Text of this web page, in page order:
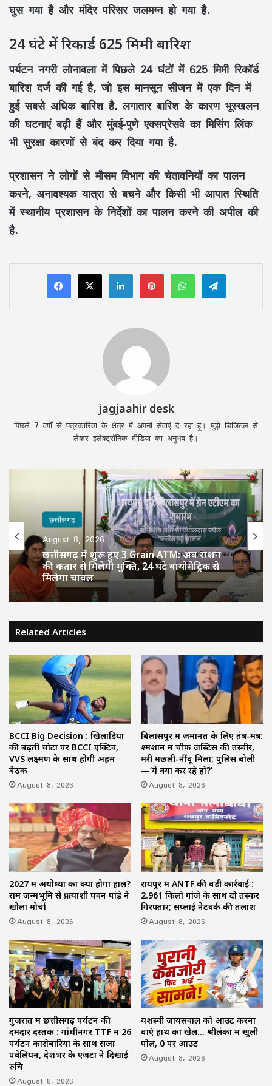
घुस गया है और मंदिर परिसर जलमग्न हो गया है.
24 घंटे में रिकार्ड 625 मिमी बारिश
पर्यटन नगरी लोनावला में पिछले 24 घंटों में 625 मिमी रिकॉर्ड
बारिश दर्ज की गई है, जो इस मानसून सीजन में एक दिन में
हुई सबसे अधिक बारिश है. लगातार बारिश के कारण भूस्खलन
की घटनाएं बढ़ी हैं और मुंबई-पुणे एक्सप्रेसवे का मिसिंग लिंक
भी सुरक्षा कारणों से बंद कर दिया गया है.
प्रशासन ने लोगों से मौसम विभाग की चेतावनियों का पालन
करने, अनावश्यक यात्रा से बचने और किसी भी आपात स्थिति
में स्थानीय प्रशासन के निर्देशों का पालन करने की अपील की
है.
LinkedInPinterestWhatsAppTelegram
jagjaahir desk
पिछले 7 वर्षों से पत्रकारिता के क्षेत्र में अपनी सेवाएं दे रहा हूं। मुझे डिजिटल से
लेकर इलेक्ट्रॉनिक मीडिया का अनुभव है।
छत्तीसगढ़
August 8, 2026
छत्तीसगढ़ में शुरू हुए 3 Grain ATM: अब राशन
की कतार से मिलेगी मुक्ति, 24 घंटे बायोमेट्रिक से
मिलेगा चावल
Related Articles
BCCI Big Decision : खिलाड़ियों
की बढ़ती चोटों पर BCCI एक्टिव,
VVS लक्ष्मण के साथ होगी अहम
बैठक
August 8, 2026
बिलासपुर में जमानत के लिए तंत्र-मंत्र:
श्मशान में चीफ जस्टिस की तस्वीर,
मरी मछली-नींबू मिला; पुलिस बोली
—‘ये क्या कर रहे हो?’
August 8, 2026
2027 में अयोध्या का क्या होगा हाल?
राम जन्मभूमि से प्रत्याशी पवन पांडे ने
खोला मोर्चा
August 8, 2026
रायपुर में ANTF की बड़ी कार्रवाई :
2.961 किलो गांजे के साथ दो तस्कर
गिरफ्तार; सप्लाई नेटवर्क की तलाश
August 8, 2026
गुजरात में छत्तीसगढ़ पर्यटन की
दमदार दस्तक : गांधीनगर TTF में 26
पर्यटन कारोबारियों के साथ सजा
पवेलियन, देशभर के एजेंटों ने दिखाई
रुचि
August 8, 2026
यशस्वी जायसवाल को आउट करना
बाएं हाथ का खेल… श्रीलंका में खुली
पोल, 0 पर आउट
August 8, 2026